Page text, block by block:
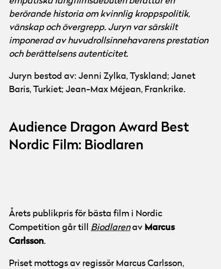
berörande historia om kvinnlig kroppspolitik,
vänskap och övergrepp. Juryn var särskilt
imponerad av huvudrollsinnehavarens prestation
och berättelsens autenticitet.
Juryn bestod av: Jenni Zylka, Tyskland; Janet
Baris, Turkiet; Jean-Max Méjean, Frankrike.
Audience Dragon Award Best
Nordic Film: Biodlaren
Årets publikpris för bästa film i Nordic
Competition går till Biodlarenav Marcus
Carlsson.
Priset mottogs av regissör Marcus Carlsson,